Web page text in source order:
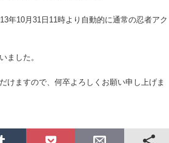
年10月31日11時より自動的に通常の忍者アク
ました。
けますので、何卒よろしくお願い申し上げま